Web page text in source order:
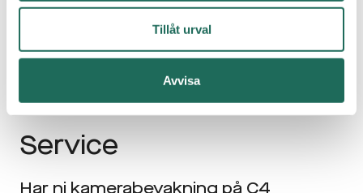
Tillåt urval
Avvisa
Finns det butiker med
pensionärsrabatter?
Finns det rullstolar att låna?
Service
Har ni kamerabevakning på C4